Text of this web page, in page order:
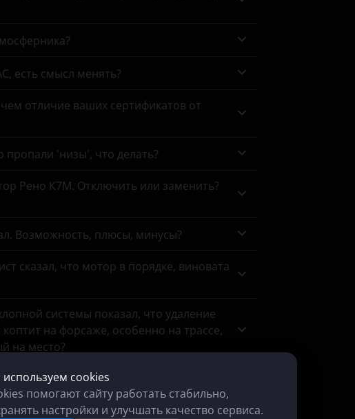
cookies
помогают сайту работать стабильно,
настройки и улучшать качество сервиса.
есть смысл менять?
отличие ваших сертификатов от
'низы', что делать?
Рено К7М. Отключить или заменить?
Возможность, плюсы, минусы?
сказал, что мотор в порядке, виновата
системы показал, что удаление
на форсаже, особенно на трассе,
на место?
кислорода, хотяонина месте.
1.5 т? На заводской программе он